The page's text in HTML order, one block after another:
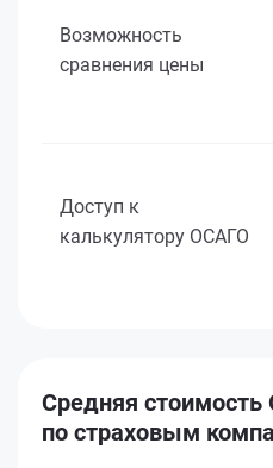
Возможность
сравнения цены
Доступ к
калькулятору ОСАГО
Средняя стоимость
по страховым